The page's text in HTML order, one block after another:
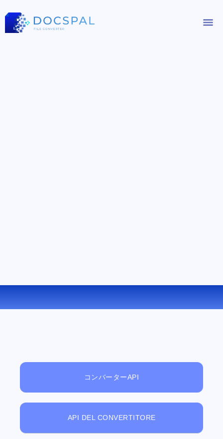
DOC を ODT にオンラインで変換する
コンバーターAPI
API DEL CONVERTITORE